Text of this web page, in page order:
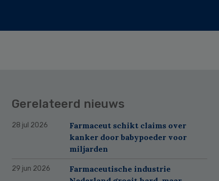
Gerelateerd nieuws
28 jul 2026
Farmaceut schikt claims over
kanker door babypoeder voor
miljarden
29 jun 2026
Farmaceutische industrie